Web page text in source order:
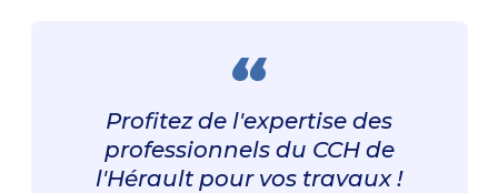
Profitez de l'expertise des
professionnels du CCH de
l'Hérault pour vos travaux !